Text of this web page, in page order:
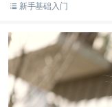
新手基础入门